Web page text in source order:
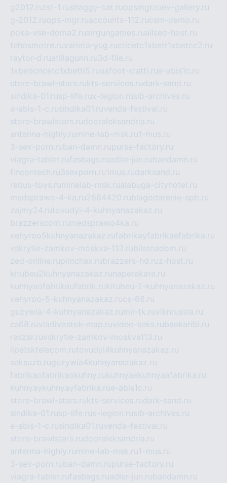
g2012.rutst-1.rushaggy-cat.ruopsmgr.ruev-gallery.ru
g-2012.ruops-mgr.ruaccounts-112.rucsm-demo.ru
poka-vse-doma2.ruairgungames.ruallseo-host.ru
tehosmotre.ruvarieta-yug.rucricetc1xbetr1xbetcc2.ru
raytor-d.ruatillagunn.ru3d-file.ru
1xbeticricetc1xbetti5.ruuafoot-statti.rue-abis1c.ru
store-brawl-stars.rukts-services.rudark-sand.ru
sindika-01.rusp-life.rux-legion.rusib-archives.ru
e-abis-1-c.rusindika01.ruvenda-festival.ru
store-brawlstars.rudooraleksandria.ru
antenna-highly.ru mine-lab-msk.ru1-mus.ru
3-sex-porn.ruban-damn.rupurse-factory.ru
viagra-tablet.rufasbags.ruadler-jun.rubandamn.ru
fincontech.ru3sexporn.ru1mus.rudarksand.ru
rebus-toys.ru minelab-msk.rualabuga-cityhotel.ru
medsprawo-4-ka.ru2864420.rublagodarenie-spb.ru
zajmy24.rutovudyi-4-kuhnyanazakaz.ru
brazzerscom.ru medsprawo4ka.ru
xehyroo5kuhnyanazakaz.rufabrikayfabrikaefabrika.ru
vskrytie-zamkov-moskva-113.rubiletnadom.ru
zed-online.rupimchax.rubrazzers-hd.ruz-host.ru
kitubeu2kuhnyanazakaz.ru naperekate.ru
kuhnyaofabrikaufabrik.rukitubeu-2-kuhnyanazakaz.ru
xehyroo-5-kuhnyanazakaz.rucs-68.ru
guzywia-4-kuhnyanazakaz.ru mir-tk.ruvlknrussia.ru
cs68.ruvladivostok-map.ruvideo-seks.rubankaribi.ru
raszar.ruvskrytie-zamkov-moskva113.ru
lipetsktelecom.rutovudyi4kuhnyanazakaz.ru
seksuzb.ruguzywia4kuhnyanazakaz.ru
fabrikaofabrikaokuhny.rukuhnyaekuhnyaafabrika.ru
kuhnyaykuhnyayfabrika.rue-abis1c.ru
store-brawl-stars.rukts-services.rudark-sand.ru
sindika-01.rusp-life.rux-legion.rusib-archives.ru
e-abis-1-c.rusindika01.ruvenda-festival.ru
store-brawlstars.rudooraleksandria.ru
antenna-highly.ru mine-lab-msk.ru1-mus.ru
3-sex-porn.ruban-damn.rupurse-factory.ru
viagra-tablet.rufasbags.ruadler-jun.rubandamn.ru